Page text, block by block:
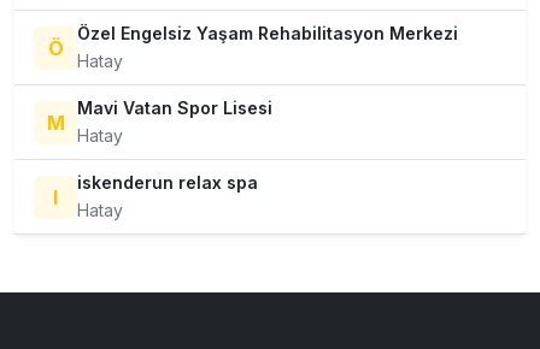
Ö
Özel Engelsiz Yaşam Rehabilitasyon Merkezi
Hatay
M
Mavi Vatan Spor Lisesi
Hatay
I
iskenderun relax spa
Hatay